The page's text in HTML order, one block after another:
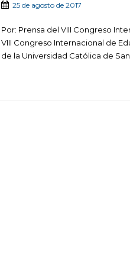
25 de agosto de 2017
Por: Prensa del VIII Congreso
VIII Congreso Internacional de
de la Universidad Católica de